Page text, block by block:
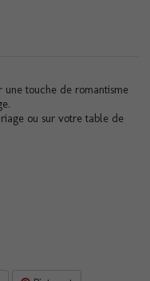
touche de romantisme
ou sur votre table de